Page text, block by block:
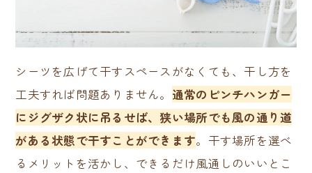
シーツを広げて干すスペースがなくても、干し方を
工夫すれば問題ありません。 通常のピンチハンガー
にジグザク状に吊るせば、狭い場所でも風の通り道
がある状態で干すことができます。干す場所を選べ
るメリットを活かし、できるだけ風通しのいいとこ